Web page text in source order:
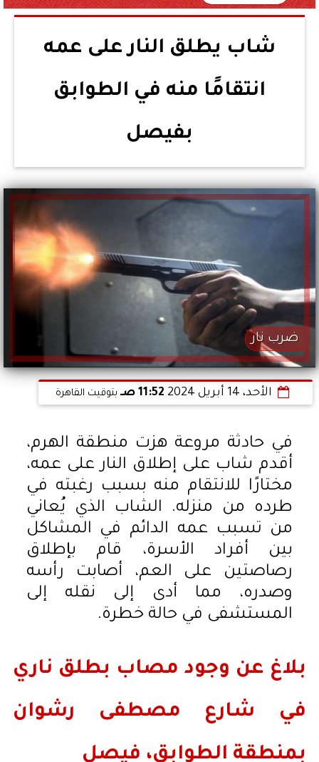
شاب يطلق النار على عمه
انتقامًا منه في الطوابق
بفيصل
ضرب نار
الأحد، 14 أبريل 2024 11:52 صـ بتوقيت القاهرة
في حادثة مروعة هزت منطقة الهرم،
أقدم شاب على إطلاق النار على عمه،
مختارًا للانتقام منه بسبب رغبته في
طرده من منزله. الشاب الذي يُعاني
من تسبب عمه الدائم في المشاكل
بين أفراد الأسرة، قام بإطلاق
رصاصتين على العم، أصابت رأسه
وصدره، مما أدى إلى نقله إلى
المستشفى في حالة خطرة.
بلاغ عن وجود مصاب بطلق ناري
في شارع مصطفى رشوان
بمنطقة الطوابق، فيصل